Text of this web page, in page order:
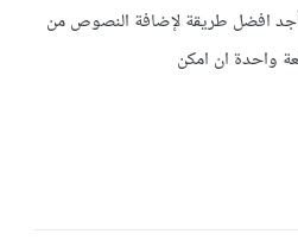
افضل طريقة لإضافة النصوص من
واحدة ان امكن